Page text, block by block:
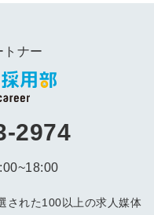
トナー
2974
された100以上の求人媒体